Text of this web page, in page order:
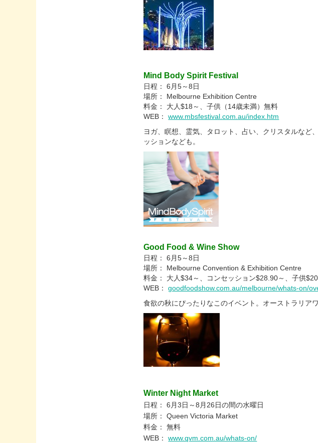
Mind Body Spirit Festival
日程： 6月5～8日
場所： Melbourne Exhibition Centre
料金： 大人$18～、子供（14歳未満）無料
WEB：www.mbsfestival.com.au/index.htm
ヨガ、瞑想、霊気、タロット、占い、クリスタルなど
ッションなども。
Good Food & Wine Show
日程： 6月5～8日
場所： Melbourne Convention & Exhibition Centre
料金： 大人$34～、コンセッション$28.90～、子供
WEB：goodfoodshow.com.au/melbourne/whats-on/
食欲の秋にぴったりなこのイベント。オーストラリア
Winter Night Market
日程： 6月3日～8月26日の間の水曜日
場所： Queen Victoria Market
料金： 無料
WEB：www.qvm.com.au/whats-on/